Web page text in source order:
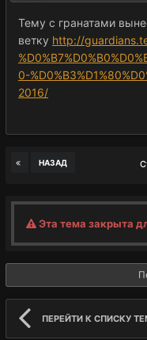
Тему с гранатами
ветку http://
0-
2016/
НАЗАД
Эта тема закрыта
ПЕРЕЙТИ К СПИСКУ